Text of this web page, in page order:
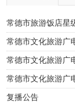
常德市旅游饭店星
酒店退出…
常德市文化旅游广
中的旅游…
常德市文化旅游广
物质文化…
常德市文化旅游广
告
复播公告